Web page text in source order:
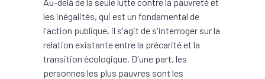
les inégalités, qui est un fondamental de
l'action publique, il s'agit de s'interroger sur la
relation existante entre la précarité et la
transition écologique. D'une part, les
personnes les plus pauvres sont les